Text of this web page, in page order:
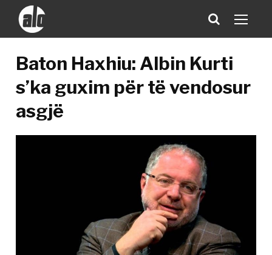
Baton Haxhiu: Albin Kurti
s’ka guxim për të vendosur
asgjë